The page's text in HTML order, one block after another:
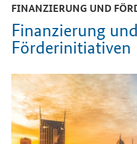
FINANZIERUNG UND
Finanzierung und
Förderinitiativen